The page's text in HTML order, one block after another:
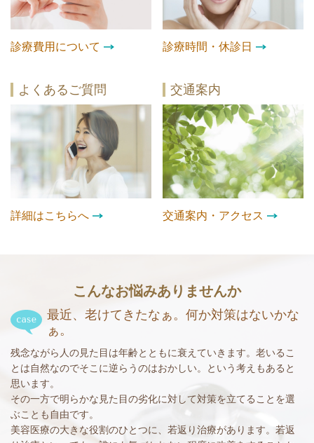
診療費用について 診療時間・休診日
よくあるご質問
詳細はこちらへ
交通案内
交通案内・アクセス
こんなお悩みありませんか
最近、老けてきたなぁ。何か対策はないかな
ぁ。
残念ながら人の見た目は年齢とともに衰えていきます。老いるこ
とは自然なのでそこに逆らうのはおかしい。という考えもあると
思います。
その一方で明らかな見た目の劣化に対して対策を立てることを選
ぶことも自由です。
美容医療の大きな役割のひとつに、若返り治療があります。若返